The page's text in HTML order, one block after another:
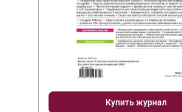
Купить журнал